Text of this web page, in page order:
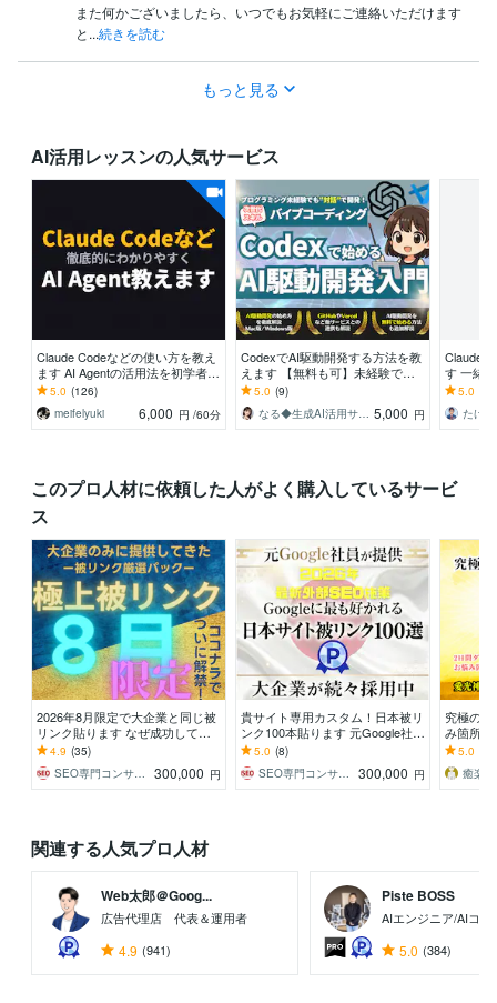
また何かございましたら、いつでもお気軽にご連絡いただけます
と...続きを読む
もっと見る
AI活用レッスンの人気サービス
Claude Codeなどの使い方を教え
ます AI Agentの活用法を初学者に
もわかりやすくお伝えします
5.0 (126)
meifelyuki
6,000 円 /60分
CodexでAI駆動開発する方法を教
えます 【無料も可】未経験でも
プログラミングできる次世代スキ
ルを習得
5.0 (9)
なる◆生成AI活用サポート 5,000 円
Claude
す 一緒
て、AIに
5.0
このプロ人材に依頼した人がよく購入しているサービ
ス
2026年8月限定で大企業と同じ被
リンク貼ります なぜ成功してい
る大企業と御社で結果に差が付く
の？答えは○○！
4.9 (35)
SEO専門コンサルタント
300,000 円
貴サイト専用カスタム！日本被リ
ンク100本貼ります 元Google社員
提供！最先端の外部SEO日本被リ
ンク対策！
5.0 (8)
SEO専門コンサルタント
300,000 円
究極の
み箇所を
悩み箇
トに送
5.0
癒楽＠
関連する人気プロ人材
Web太郎＠Goog...
広告代理店 代表＆運用者
4.9 (941)
Piste BOSS
AIエンジニア/AIコン
5.0 (384)